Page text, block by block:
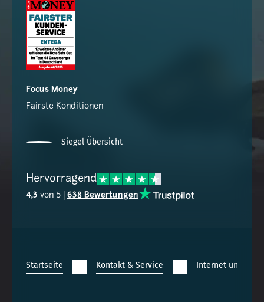
Focus Money
Fairste Konditionen
Siegel Übersicht
Hervorragend
4,3 von 5 | 638 Bewertungen
Startseite Kontakt & Service Internet und